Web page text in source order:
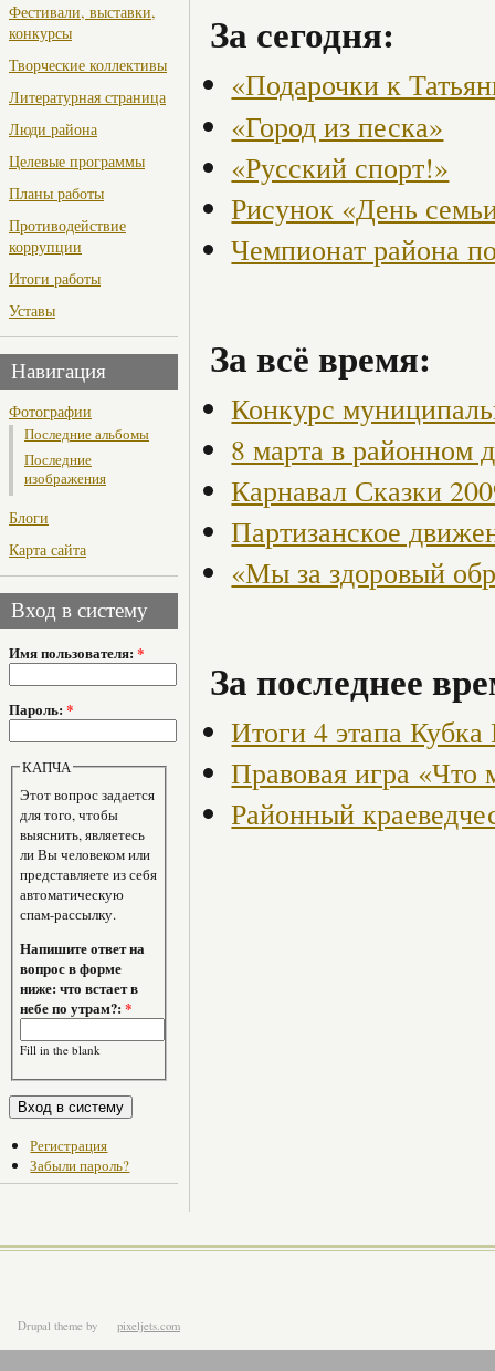
Фестивали, выставки,
конкурсы
Творческие коллективы
Литературная страница
Люди района
Целевые программы
Планы работы
Противодействие
коррупции
Итоги работы
Уставы
Навигация
Фотографии
Последние альбомы
Последние
изображения
Блоги
Карта сайта
Вход в систему
Имя пользователя: *
Пароль: *
КАПЧА
Этот вопрос задается
для того, чтобы
выяснить, являетесь
ли Вы человеком или
представляете из себя
автоматическую
спам-рассылку.
Напишите ответ на
вопрос в форме
ниже: что встает в
небе по утрам?:*
Fill in the blank
Регистрация
Забыли пароль?
За сегодня:
«Подарочки к
«Город из песка»
«Русский спорт!»
Рисунок «День
Чемпионат района
За всё время:
Конкурс
8 марта в районном
Карнавал Сказки
Партизанское
«Мы за здоровый
За последнее
Итоги 4 этапа Кубка
Правовая игра «Что
Районный
Drupal theme by pixeljets.com